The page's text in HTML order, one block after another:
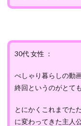
30代 女性 ：
べしゃり暮らしの動
終回というのがとて
とにかくこれまでた
に変わってきた主人公